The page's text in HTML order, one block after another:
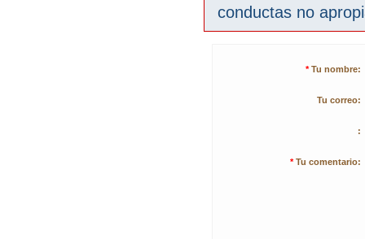
conductas no
* Tu nombre:
Tu correo:
:
* Tu comentario: